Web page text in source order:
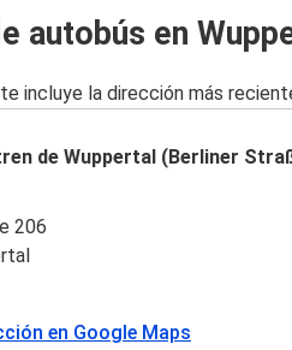
autobús en
incluye la dirección más
de Wuppertal (Berliner
206
en Google Maps